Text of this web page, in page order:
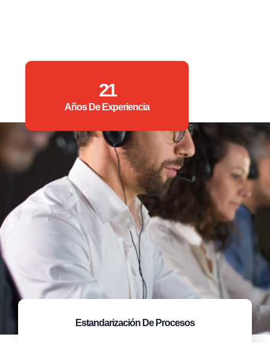
21
Años De Experiencia
Estandarización De Procesos